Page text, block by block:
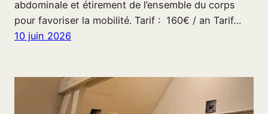
abdominale et étirement de l’ensemble du corps
pour favoriser la mobilité. Tarif : 160€ / an Tarif…
10 juin 2026